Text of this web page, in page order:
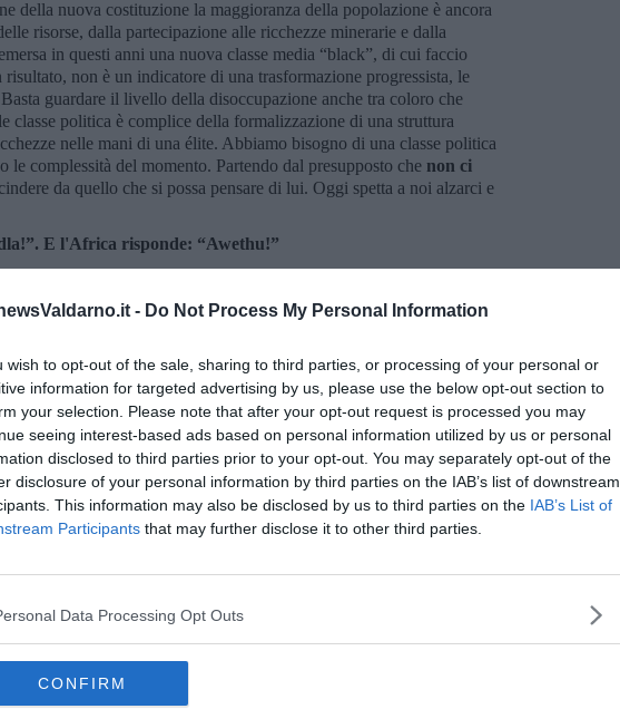
- Do Not Process My Personal Information
wish to opt-out of the sale, sharing to third parties, or processing of your personal or
information for targeted advertising by us, please use the below opt-out section to
your selection. Please note that after your opt-out request is processed you may
seeing interest-based ads based on personal information utilized by us or personal
disclosed to third parties prior to your opt-out. You may separately opt-out of the
disclosure of your personal information by third parties on the IAB’s list of downstream
This information may also be disclosed by us to third parties on the IAB’s List of
Participants that may further disclose it to other third parties.
Data Processing Opt Outs
CONFIRM
della nuova costituzione la maggioranza della popolazione è ancora
risorse, dalla partecipazione alle ricchezze minerarie e dalla
in questi anni una nuova classe media “black”, di cui faccio
risultato, non è un indicatore di una trasformazione progressista, le
guardare il livello della disoccupazione anche tra coloro che
classe politica è complice della formalizzazione di una struttura
nelle mani di una élite. Abbiamo bisogno di una classe politica
le complessità del momento. Partendo dal presupposto che non ci
da quello che si possa pensare di lui. Oggi spetta a noi alzarci e
E l'Africa risponde: “Awethu!”
di Alfredo De Girolamo e Enrico Catassi
è iniziato il 7 ottobre 2023